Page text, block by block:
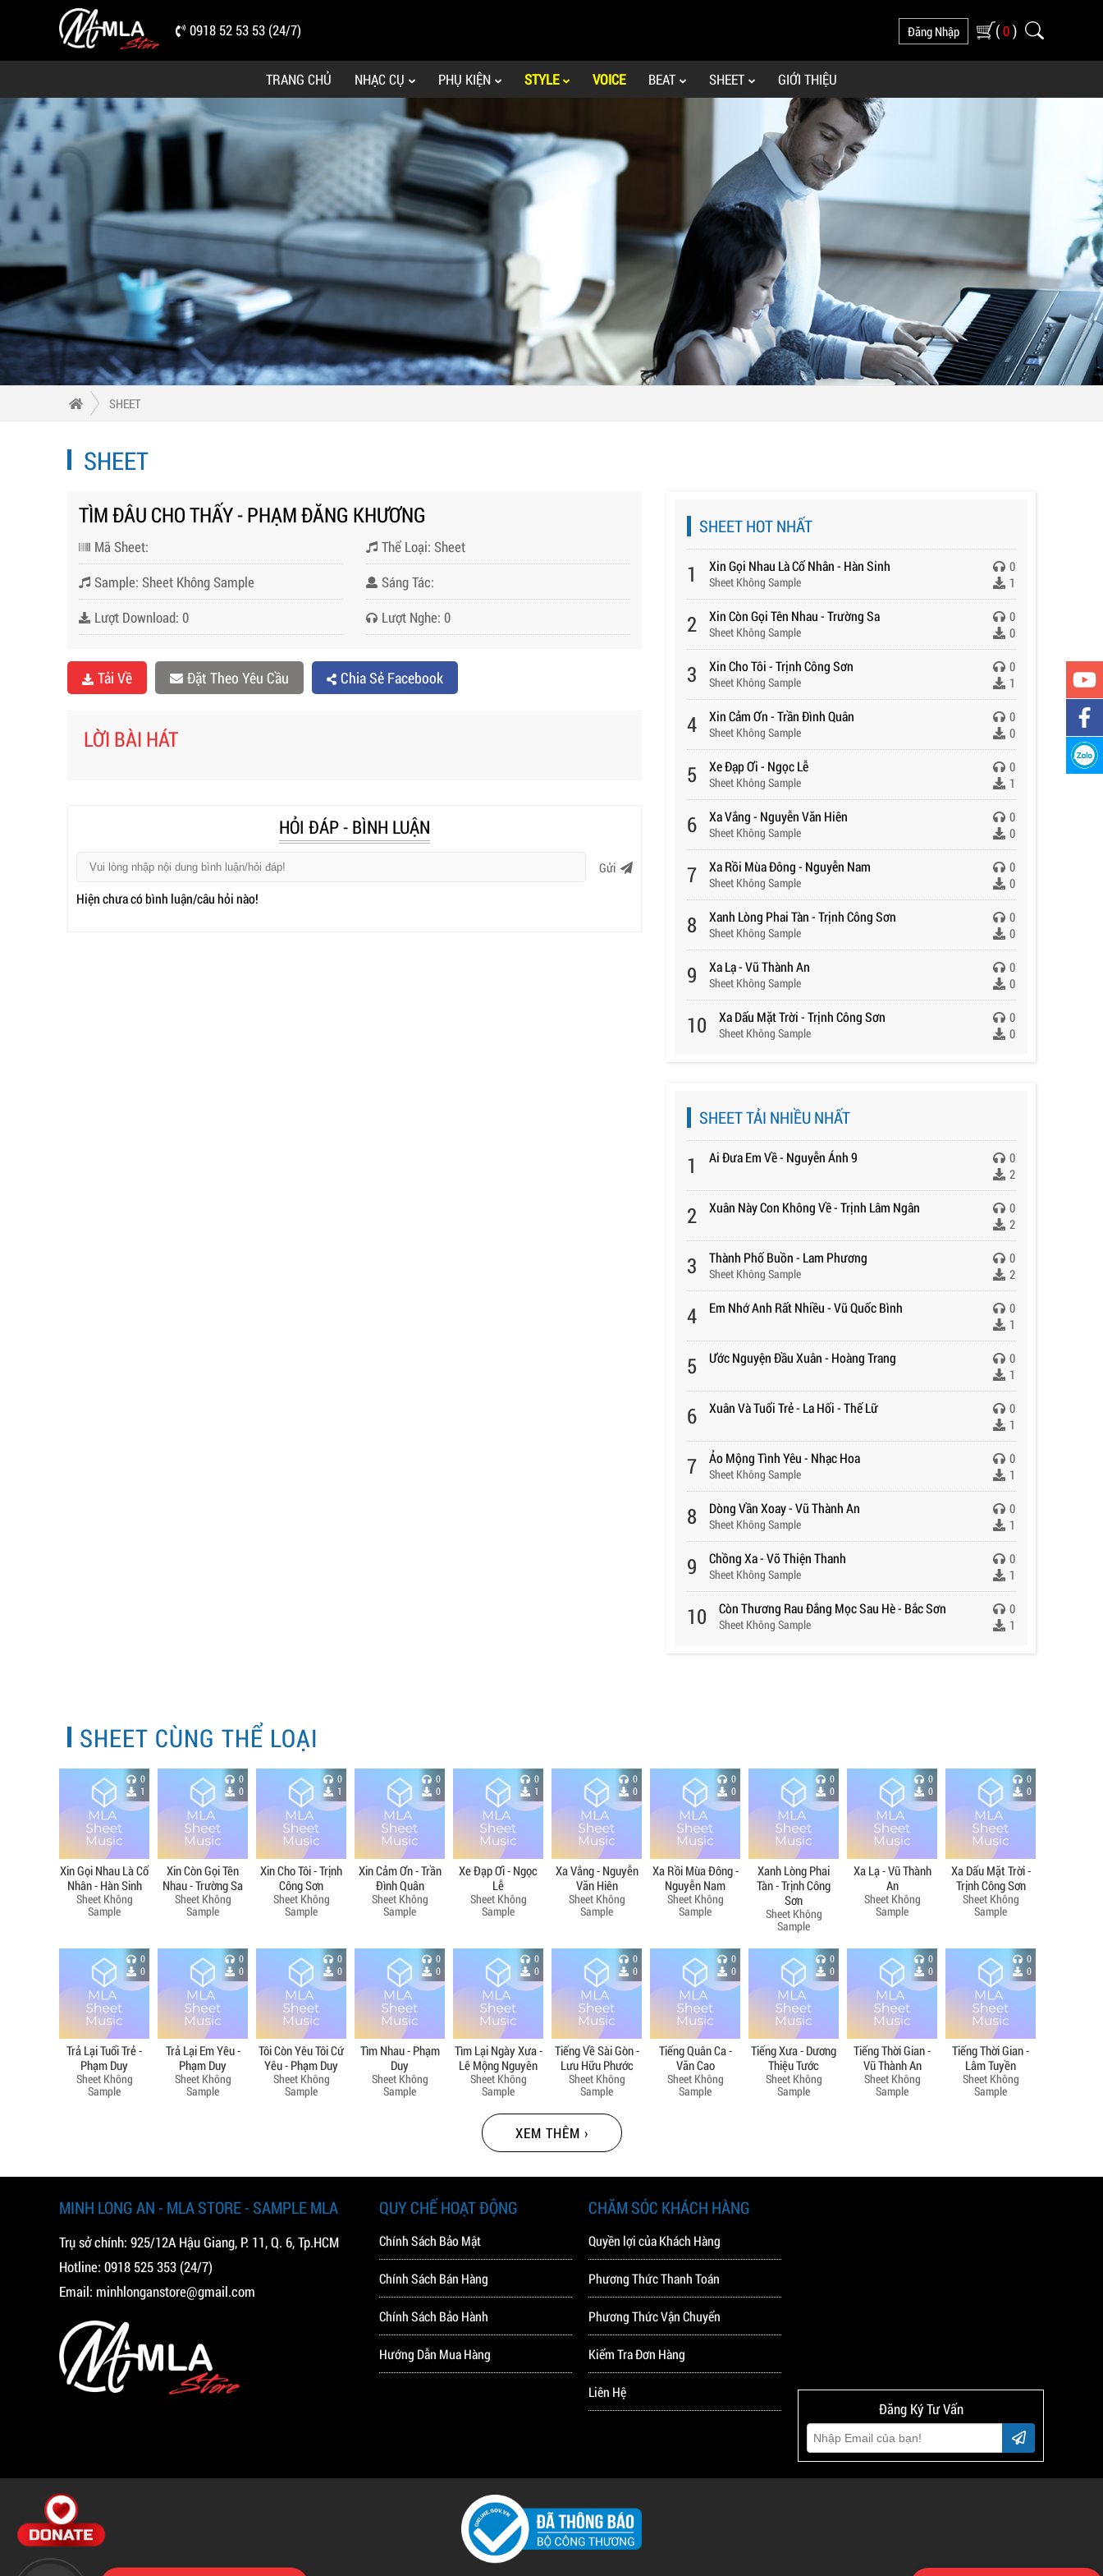
0918 52 53 53 (24/7) Đăng Nhập (0)
TRANG CHỦ NHẠC CỤ PHỤ KIỆN STYLE VOICE BEAT SHEET GIỚI THIỆU
SHEET
SHEET
TÌM ĐÂU CHO THẤY - PHẠM ĐĂNG KHƯƠNG
Mã Sheet:
Thể Loại: Sheet
Sample: Sheet Không Sample
Sáng Tác:
Lượt Download: 0
Lượt Nghe: 0
Tải Về Đặt Theo Yêu Cầu Chia Sẻ Facebook
LỜI BÀI HÁT
HỎI ĐÁP - BÌNH LUẬN
Gửi
Hiện chưa có bình luận/câu hỏi nào!
SHEET HOT NHẤT
1 Xin Gọi Nhau Là Cố Nhân - Hàn Sinh
Sheet Không Sample
0
1
2 Xin Còn Gọi Tên Nhau - Trường Sa
Sheet Không Sample
0
0
3 Xin Cho Tôi - Trịnh Công Sơn
Sheet Không Sample
0
1
4 Xin Cảm Ơn - Trần Đình Quân
Sheet Không Sample
0
0
5 Xe Đạp Ơi - Ngọc Lễ
Sheet Không Sample
0
1
6 Xa Vắng - Nguyễn Văn Hiên
Sheet Không Sample
0
0
7 Xa Rồi Mùa Đông - Nguyễn Nam
Sheet Không Sample
0
0
8 Xanh Lòng Phai Tàn - Trịnh Công Sơn
Sheet Không Sample
0
0
9 Xa Lạ - Vũ Thành An
Sheet Không Sample
0
0
10 Xa Dấu Mặt Trời - Trịnh Công Sơn
Sheet Không Sample
0
0
SHEET TẢI NHIỀU NHẤT
1 Ai Đưa Em Về - Nguyễn Ánh 9
0
2
2 Xuân Này Con Không Về - Trịnh Lâm Ngân
0
2
3 Thành Phố Buồn - Lam Phương
Sheet Không Sample
0
2
4 Em Nhớ Anh Rất Nhiều - Vũ Quốc Bình
0
1
5 Ước Nguyện Đầu Xuân - Hoàng Trang
0
1
6 Xuân Và Tuổi Trẻ - La Hối - Thế Lữ
0
1
7 Ảo Mộng Tình Yêu - Nhạc Hoa
Sheet Không Sample
0
1
8 Dòng Vần Xoay - Vũ Thành An
Sheet Không Sample
0
1
9 Chồng Xa - Võ Thiện Thanh
Sheet Không Sample
0
1
10 Còn Thương Rau Đắng Mọc Sau Hè - Bắc Sơn
Sheet Không Sample
0
1
SHEET CÙNG THỂ LOẠI
0
1
Xin Gọi Nhau Là Cố
Nhân - Hàn Sinh
Sheet Không
Sample
0
0
Xin Còn Gọi Tên
Nhau - Trường Sa
Sheet Không
Sample
0
1
Xin Cho Tôi - Trịnh
Công Sơn
Sheet Không
Sample
0
0
Xin Cảm Ơn - Trần
Đình Quân
Sheet Không
Sample
0
1
Xe Đạp Ơi - Ngọc
Lễ
Sheet Không
Sample
0
0
Xa Vắng - Nguyễn
Văn Hiên
Sheet Không
Sample
0
0
Xa Rồi Mùa Đông -
Nguyễn Nam
Sheet Không
Sample
0
0
Xanh Lòng Phai
Tàn - Trịnh Công
Sơn
Sheet Không
Sample
0
0
Xa Lạ - Vũ Thành
An
Sheet Không
Sample
0
0
Xa Dấu Mặt Trời -
Trịnh Công Sơn
Sheet Không
Sample
0
0
Trả Lại Tuổi Trẻ -
Phạm Duy
Sheet Không
Sample
0
0
Trả Lại Em Yêu -
Phạm Duy
Sheet Không
Sample
0
0
Tôi Còn Yêu Tôi Cứ
Yêu - Phạm Duy
Sheet Không
Sample
0
0
Tìm Nhau - Phạm
Duy
Sheet Không
Sample
0
0
Tìm Lại Ngày Xưa -
Lê Mộng Nguyên
Sheet Không
Sample
0
0
Tiếng Về Sài Gòn -
Lưu Hữu Phước
Sheet Không
Sample
0
0
Tiếng Quân Ca -
Văn Cao
Sheet Không
Sample
0
0
Tiếng Xưa - Dương
Thiệu Tước
Sheet Không
Sample
0
0
Tiếng Thời Gian -
Vũ Thành An
Sheet Không
Sample
0
0
Tiếng Thời Gian -
Lâm Tuyền
Sheet Không
Sample
XEM THÊM ›
MINH LONG AN - MLA STORE - SAMPLE MLA
Trụ sở chính: 925/12A Hậu Giang, P. 11, Q. 6, Tp.HCM
Hotline: 0918 525 353 (24/7)
Email: minhlonganstore@gmail.com
QUY CHẾ HOẠT ĐỘNG
Chính Sách Bảo Mật
Chính Sách Bán Hàng
Chính Sách Bảo Hành
Hướng Dẫn Mua Hàng
CHĂM SÓC KHÁCH HÀNG
Quyền lợi của Khách Hàng
Phương Thức Thanh Toán
Phương Thức Vận Chuyển
Kiểm Tra Đơn Hàng
Liên Hệ
Đăng Ký Tư Vấn